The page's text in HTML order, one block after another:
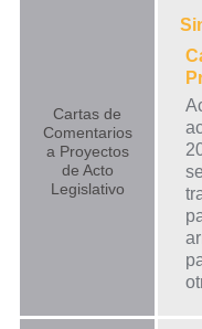
Cartas de
Comentarios
a Proyectos
de Acto
Legislativo